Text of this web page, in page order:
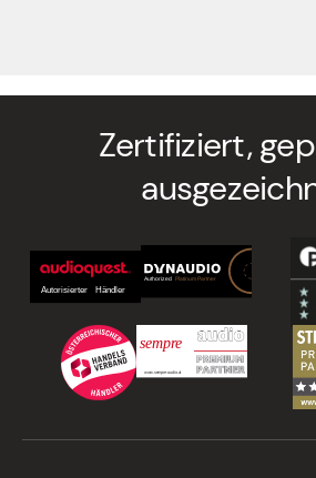
Zertifiziert,